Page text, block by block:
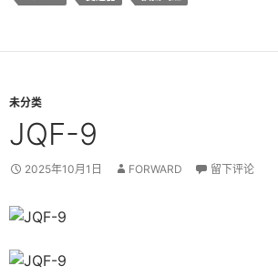
未分类
JQF-9
2025年10月1日 FORWARD 留下评论